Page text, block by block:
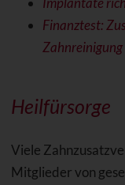
Finanztest:
Zahnreinigung
Heilfürsorge
Viele
Mitglieder von